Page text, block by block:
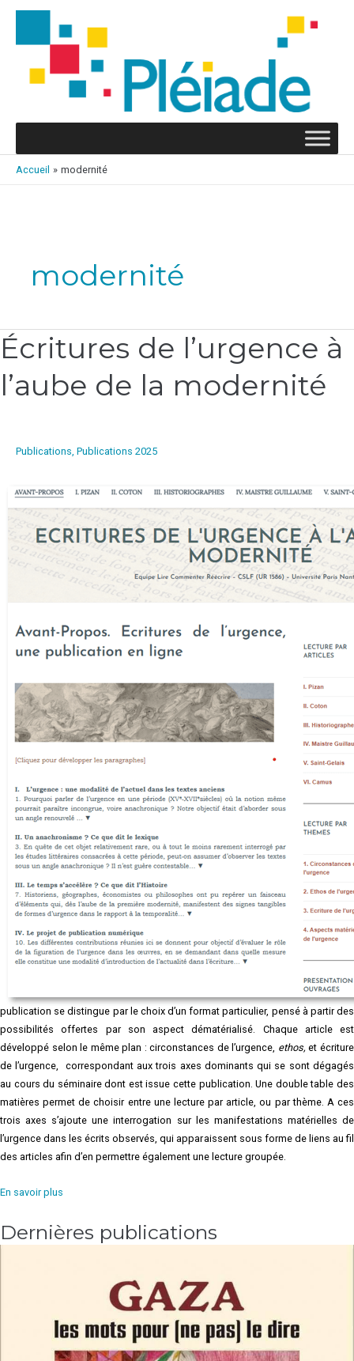
Aller
contenu
Accueil modernité
modernité
Écritures de l’urgence à
l’aube de la modernité
Publications, Publications 2025
Écritures de l’urgence à l’aube de
la modernité
Coordinateur·ices : Mathilde Bernard, Mathieu de la Gorce, Flavie Kerautret,
Florence Tanniou
RÉSUMÉ
Cette étude s’intéresse aux modes de présence de l’urgence, motif obsédant
de notre contemporanéité, dans une période où elle n’est pas théorisée (entre
le XVᵉ et le XVIIᵉ siècle). L’expression d’un sentiment d’urgence manifeste une
singulière croyance en une efficacité de l’écrit que chaque contributrice ou
contributeur interroge dans le contexte de l’ouvrage qu’elle ou il étudie. La
publication se distingue par le choix d’un format particulier, pensé à partir des
possibilités offertes par son aspect dématérialisé. Chaque article est
développé selon le même plan : circonstances de l’urgence, ethos,et écriture
de l’urgence, correspondant aux trois axes dominants qui se sont dégagés
au cours du séminaire dont est issue cette publication. Une double table des
matières permet de choisir entre une lecture par article, ou par thème. A ces
trois axes s’ajoute une interrogation sur les manifestations matérielles de
l’urgence dans les écrits observés, qui apparaissent sous forme de liens au fil
des articles afin d’en permettre également une lecture groupée.
En savoir plus
Dernières publications
Écritures
de
l’urgence
à